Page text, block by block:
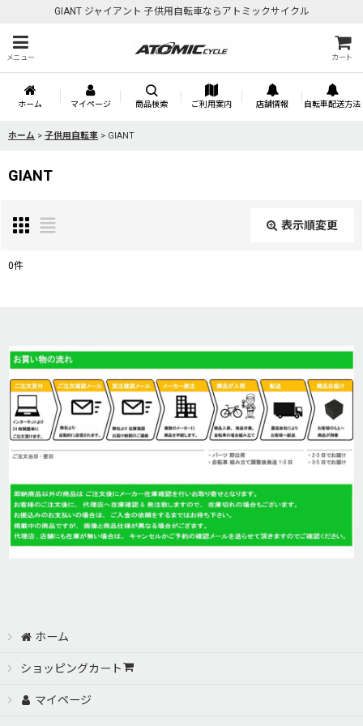
GIANT ジャイアント 子供用自転車ならアトミックサイクル
メニュー カート
ホーム マイページ 商品検索 ご利用案内 店舗情報 自転車配送方法
ホーム > 子供用自転車 > GIANT
GIANT
表示順変更
絞り込む
0件
ホーム
ショッピングカート
マイページ